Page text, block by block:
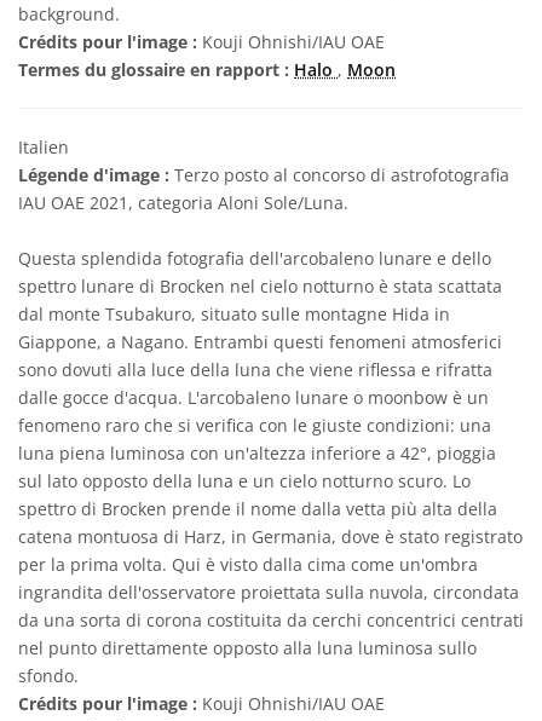
background.
Crédits pour l'image : Kouji Ohnishi/IAU OAE
Termes du glossaire en rapport : Halo , Moon
Italien
Légende d'image : Terzo posto al concorso di astrofotografia
IAU OAE 2021, categoria Aloni Sole/Luna.
Questa splendida fotografia dell'arcobaleno lunare e dello
spettro lunare di Brocken nel cielo notturno è stata scattata
dal monte Tsubakuro, situato sulle montagne Hida in
Giappone, a Nagano. Entrambi questi fenomeni atmosferici
sono dovuti alla luce della luna che viene riflessa e rifratta
dalle gocce d'acqua. L'arcobaleno lunare o moonbow è un
fenomeno raro che si verifica con le giuste condizioni: una
luna piena luminosa con un'altezza inferiore a 42°, pioggia
sul lato opposto della luna e un cielo notturno scuro. Lo
spettro di Brocken prende il nome dalla vetta più alta della
catena montuosa di Harz, in Germania, dove è stato registrato
per la prima volta. Qui è visto dalla cima come un'ombra
ingrandita dell'osservatore proiettata sulla nuvola, circondata
da una sorta di corona costituita da cerchi concentrici centrati
nel punto direttamente opposto alla luna luminosa sullo
sfondo.
Crédits pour l'image : Kouji Ohnishi/IAU OAE